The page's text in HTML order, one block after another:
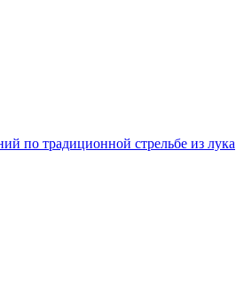
по традиционной стрельбе из лука